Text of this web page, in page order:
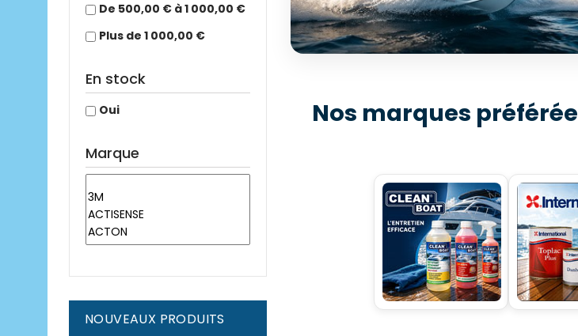
De 500,00 € à 1 000,00 €
Plus de 1 000,00 €
En stock
Oui
Marque
NOUVEAUX PRODUITS
+25 000 références disponibles
Découvrir →
Nos marques